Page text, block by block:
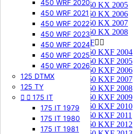
450 WRF 2020
450 WRF 2021
450 WRF 2022
450 WRF 2023
450 WRF 2024
450 WRF 2025
450 WRF 2026
125 DTMX
125 TY
  175 IT
175 IT 1979
175 IT 1980
175 IT 1981
250 KX 2005
250 KX 2006
250 KX 2007
250 KX 2008
250 KXF 
250 KXF 2004
250 KXF 2005
250 KXF 2006
250 KXF 2007
250 KXF 2008
250 KXF 2009
250 KXF 2010
250 KXF 2011
250 KXF 2012